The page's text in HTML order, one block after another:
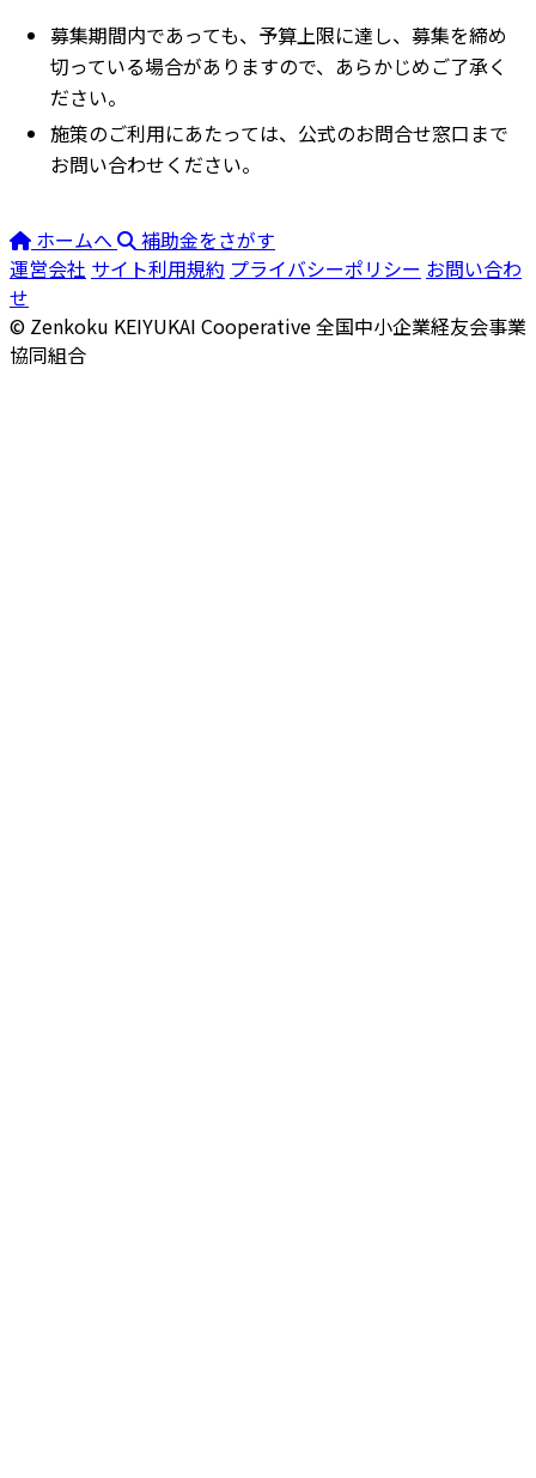
募集期間内であっても、予算上限に達し、募集を締め
切っている場合がありますので、あらかじめご了承く
ださい。
施策のご利用にあたっては、公式のお問合せ窓口まで
お問い合わせください。
ホームへ
補助金をさがす
運営会社 サイト利用規約 プライバシーポリシー お問い合わ
せ
© Zenkoku KEIYUKAI Cooperative全国中小企業経友会事業
協同組合